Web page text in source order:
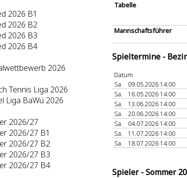
2026 B1
2026 B2
2026 B3
2026 B4
2026
Tennis Liga 2026
Liga BaWü 2026
2026/27
2026/27 B1
2026/27 B2
2026/27 B3
2026/27 B4
Tabelle
Mannschaftsführer
Spieltermine -
Datum
Sa.
09.05.2026 14:00
Sa.
16.05.2026 14:00
Sa.
13.06.2026 14:00
Sa.
20.06.2026 14:00
Sa.
04.07.2026 14:00
Sa.
11.07.2026 14:00
Sa.
18.07.2026 14:00
Spieler - Sommer